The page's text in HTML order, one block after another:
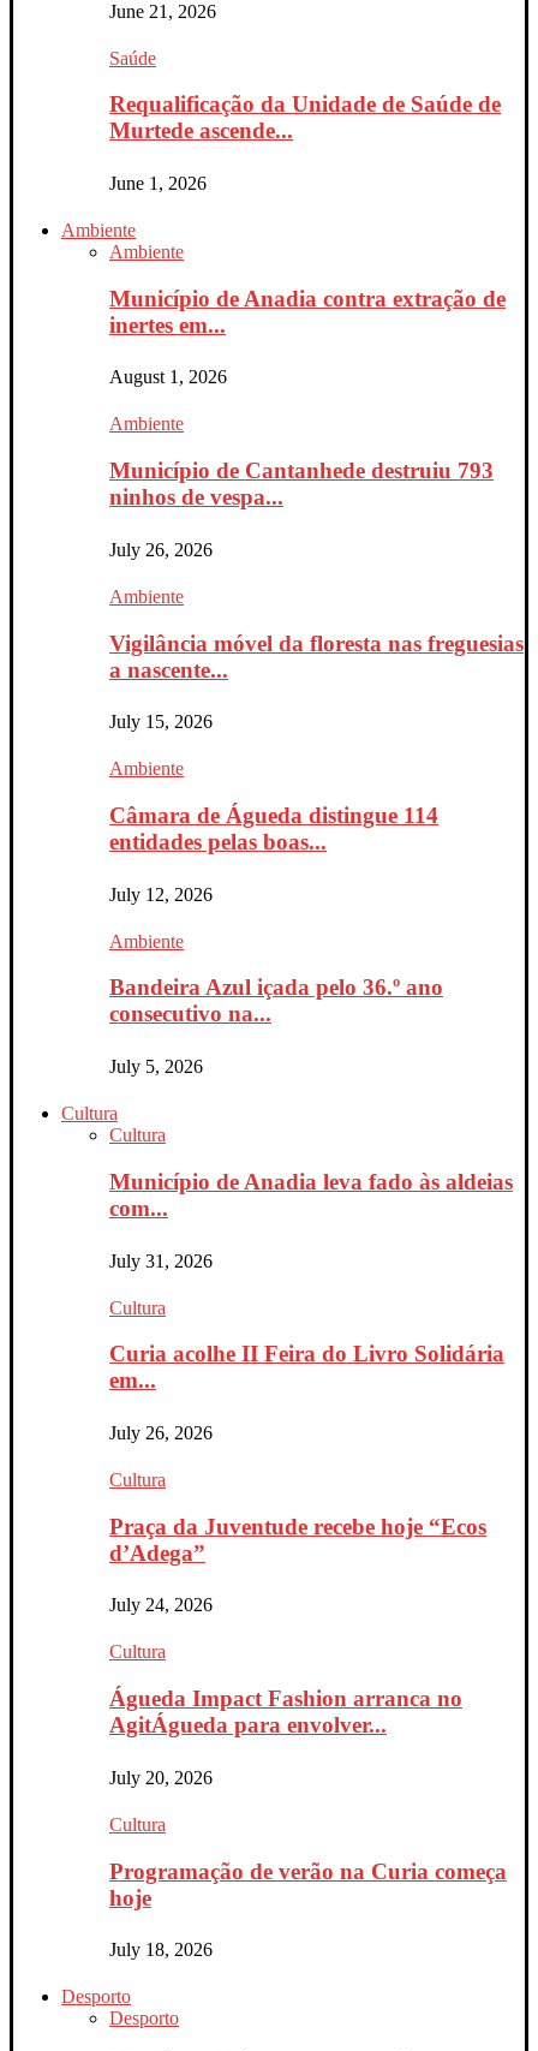
June 21, 2026
Saúde
Requalificação da Unidade de Saúde de
Murtede ascende...
June 1, 2026
Ambiente
Ambiente
Município de Anadia contra extração de
inertes em...
August 1, 2026
Ambiente
Município de Cantanhede destruiu 793
ninhos de vespa...
July 26, 2026
Ambiente
Vigilância móvel da floresta nas freguesias
a nascente...
July 15, 2026
Ambiente
Câmara de Águeda distingue 114
entidades pelas boas...
July 12, 2026
Ambiente
Bandeira Azul içada pelo 36.º ano
consecutivo na...
July 5, 2026
Cultura
Cultura
Município de Anadia leva fado às aldeias
com...
July 31, 2026
Cultura
Curia acolhe II Feira do Livro Solidária
em...
July 26, 2026
Cultura
Praça da Juventude recebe hoje “Ecos
d’Adega”
July 24, 2026
Cultura
Águeda Impact Fashion arranca no
AgitÁgueda para envolver...
July 20, 2026
Cultura
Programação de verão na Curia começa
hoje
July 18, 2026
Desporto
Desporto